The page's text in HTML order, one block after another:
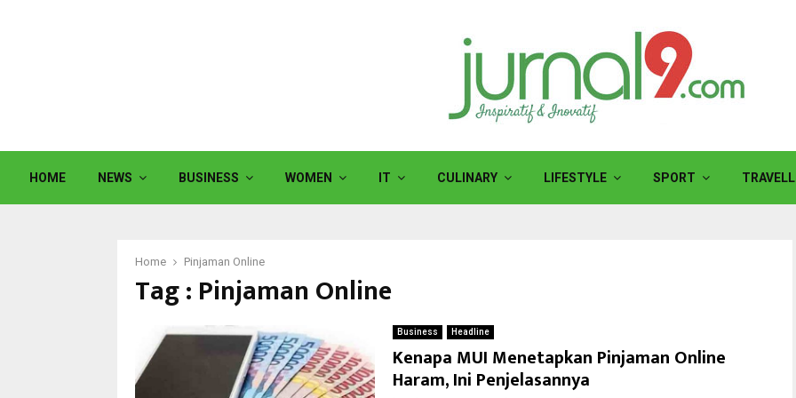
HOME NEWS BUSINESS WOMEN IT CULINARY LIFESTYLE SPORT
Home Pinjaman Online
Tag : Pinjaman Online
Business Headline
Kenapa MUI Menetapkan Pinjaman Online
Haram, Ini Penjelasannya